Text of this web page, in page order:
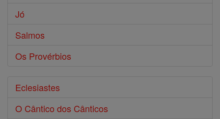
Jó
Salmos
Os Provérbios
Eclesiastes
O Cântico dos Cânticos